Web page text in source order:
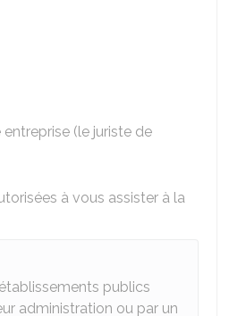
(le juriste de
à vous assister à la
publics
administration ou par un